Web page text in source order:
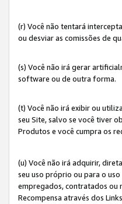
(r) Você não tentará
ou desviar as comissões de
(s) Você não irá gerar
software ou de outra forma.
(t) Você não irá exibir ou
seu Site, salvo se você tiver
Produtos e você cumpra os
(u) Você não irá adquirir,
seu uso próprio ou para o
empregados, contratados ou
Recompensa através dos